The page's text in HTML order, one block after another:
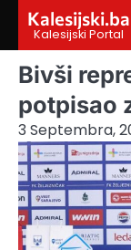
content
Kalesijski.ba
Kalesijski Portal
Bivši
potpisao
3 Septembra,